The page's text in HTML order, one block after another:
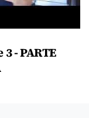
- PARTE